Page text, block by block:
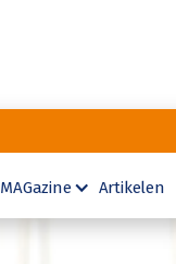
MAGazine Artikelen